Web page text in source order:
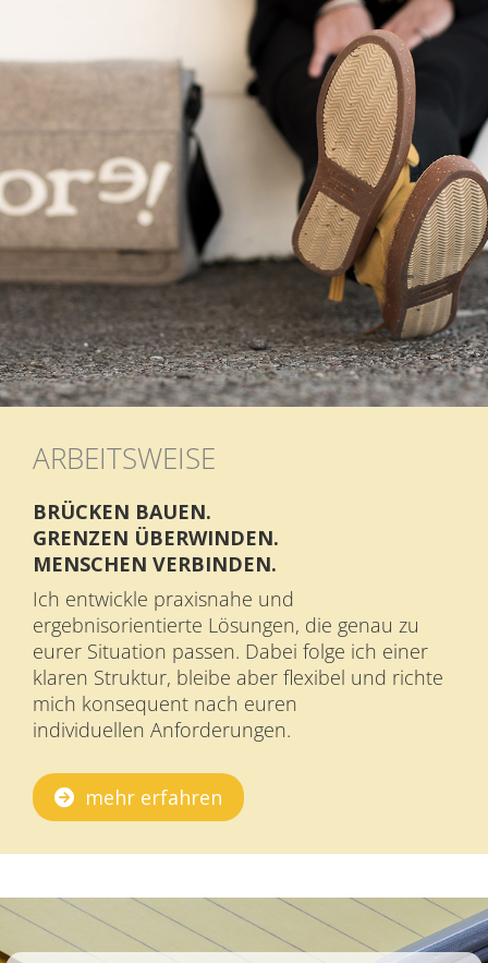
ARBEITSWEISE
BRÜCKEN BAUEN.
GRENZEN ÜBERWINDEN.
MENSCHEN VERBINDEN.
Ich entwickle praxisnahe und
ergebnisorientierte Lösungen, die genau zu
eurer Situation passen. Dabei folge ich einer
klaren Struktur, bleibe aber flexibel und richte
mich konsequent nach euren
individuellen Anforderungen.
mehr erfahren